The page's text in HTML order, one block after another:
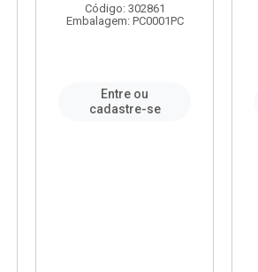
Código: 302861
Embalagem: PC0001PC
Entre ou
cadastre-se